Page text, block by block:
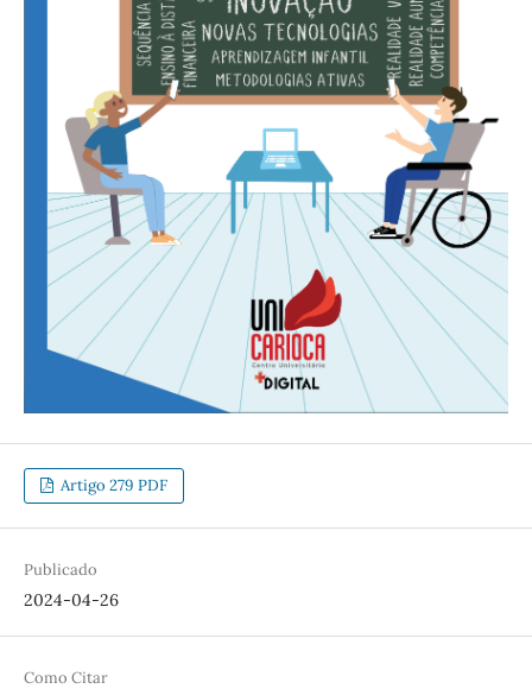
Artigo 279 PDF
Publicado
2024-04-26
Como Citar